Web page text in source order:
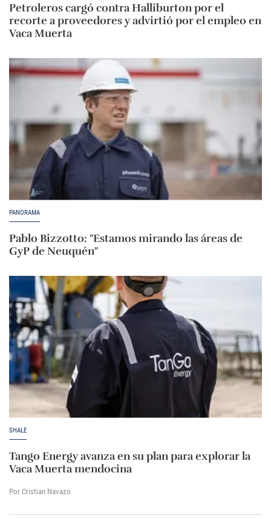
Petroleros cargó contra Halliburton por el
recorte a proveedores y advirtió por el empleo en
Vaca Muerta
PANORAMA
Pablo Bizzotto: "Estamos mirando las áreas de
GyP de Neuquén"
SHALE
Tango Energy avanza en su plan para explorar la
Vaca Muerta mendocina
Por Cristian Navazo